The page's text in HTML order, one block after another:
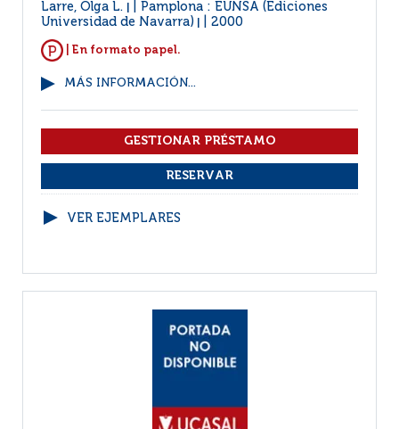
Larre, Olga L.
Pamplona : EUNSA (Ediciones
Universidad de Navarra)
2000
| En formato papel.
MÁS INFORMACIÓN...
VER EJEMPLARES